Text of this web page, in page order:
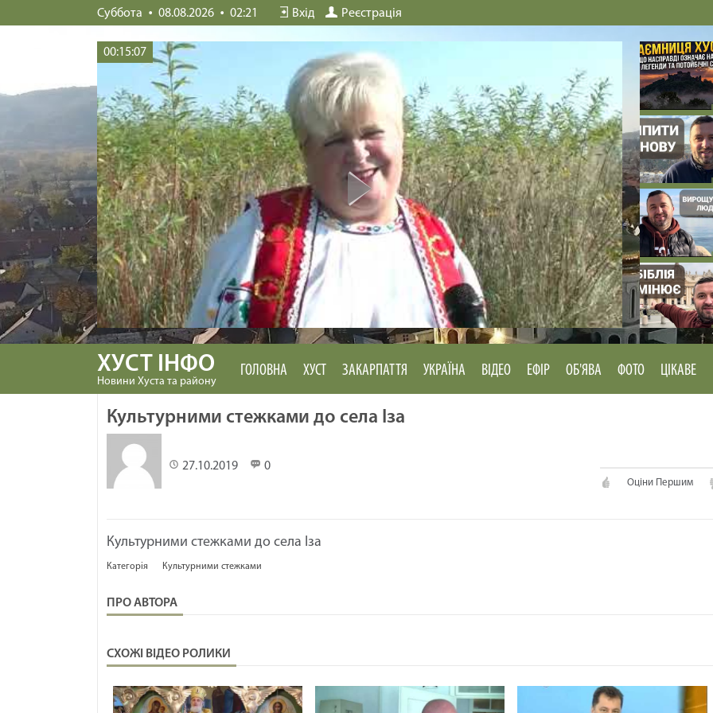
Суббота 08.08.2026 02:21 Вхід Реєстрація
00:15:07
ХУСТ ІНФО
Новини Хуста та району
ГОЛОВНА ХУСТ ЗАКАРПАТТЯ УКРАЇНА ВІДЕО ЕФІР ОБ'ЯВА ФОТО ЦІКАВЕ
Культурними стежками до села Іза
27.10.2019 0
Оціни Першим
Культурними стежками до села Іза
Категорія Культурними стежками
ПРО АВТОРА
СХОЖІ ВІДЕО РОЛИКИ